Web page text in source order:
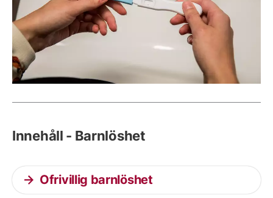
Innehåll - Barnlöshet
Ofrivillig barnlöshet